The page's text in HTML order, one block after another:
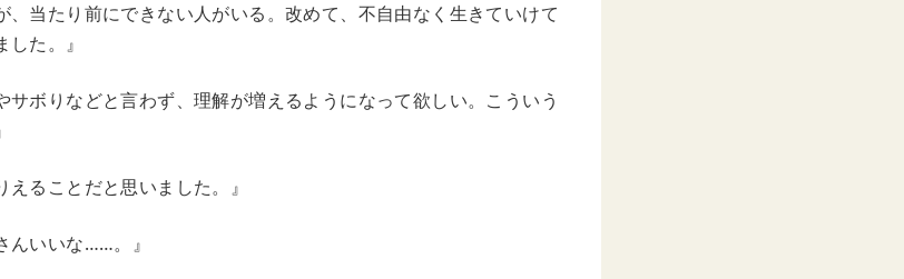
、当たり前にできない人がいる。改めて、不自由なく生きていけて
た。』
サボりなどと言わず、理解が増えるようになって欲しい。こういう
えることだと思いました。』
んいいな……。』